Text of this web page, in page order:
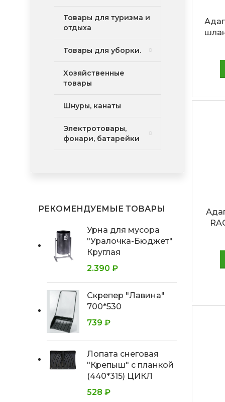
Товары для туризма и
отдыха
Товары для уборки.
Хозяйственные
товары
Шнуры, канаты
Электротовары,
фонари, батарейки
РЕКОМЕНДУЕМЫЕ ТОВАРЫ
Урна для мусора
"Уралочка-Бюджет"
Круглая
2.390 ₽
Скрепер "Лавина"
700*530
739 ₽
Лопата снеговая
"Крепыш" с планкой
(440*315) ЦИКЛ
528 ₽